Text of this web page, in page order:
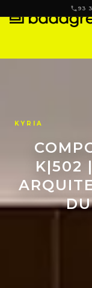
93
K|502
KYRIA